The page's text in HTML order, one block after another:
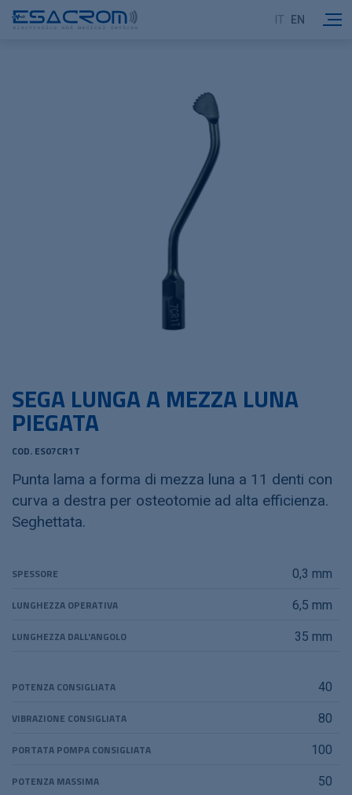
IT EN
SEGA LUNGA A MEZZA LUNA
PIEGATA
COD. ES07CR1T
Punta lama a forma di mezza luna a 11 denti con
curva a destra per osteotomie ad alta efficienza.
Seghettata.
SPESSORE 0,3 mm
LUNGHEZZA OPERATIVA 6,5 mm
LUNGHEZZA DALL'ANGOLO 35 mm
POTENZA CONSIGLIATA 40
VIBRAZIONE CONSIGLIATA 80
PORTATA POMPA CONSIGLIATA 100
POTENZA MASSIMA 50